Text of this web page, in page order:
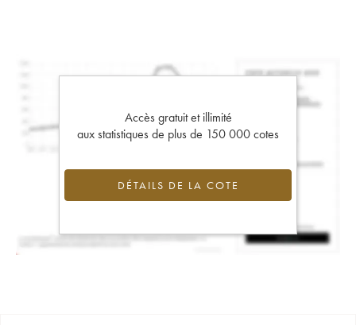
Accès gratuit et illimité
aux statistiques de plus de 150 000 cotes
DÉTAILS DE LA COTE